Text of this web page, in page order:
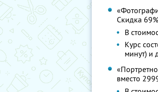
Скидка 69%
В
Курс
минут) и
вместо